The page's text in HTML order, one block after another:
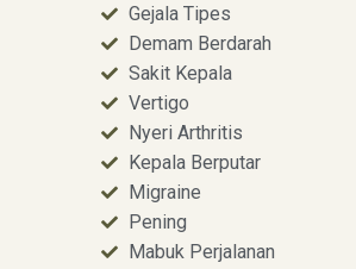
Gejala Tipes
Demam Berdarah
Sakit Kepala
Vertigo
Nyeri Arthritis
Kepala Berputar
Migraine
Pening
Mabuk Perjalanan